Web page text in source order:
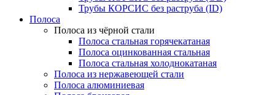
Трубы КОРСИС без раструба (ID)
Полоса
Полоса из чёрной стали
Полоса стальная горячекатаная
Полоса оцинкованная стальная
Полоса стальная холоднокатаная
Полоса из нержавеющей стали
Полоса алюминиевая